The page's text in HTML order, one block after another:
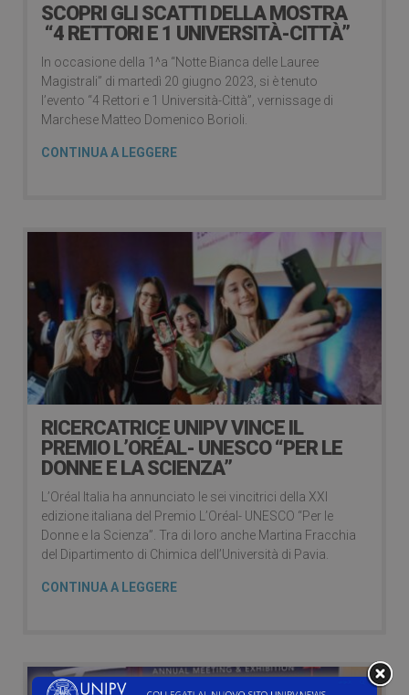
SCOPRI GLI SCATTI DELLA MOSTRA
“4 RETTORI E 1 UNIVERSITÀ-CITTÀ”
In occasione della 1^a “Notte Bianca delle Lauree
Magistrali” di martedì 20 giugno 2023, si è tenuto
l’evento “4 Rettori e 1 Università-Città”, vernissage di
Marchese Matteo Domenico Borioli.
CONTINUA A LEGGERE
RICERCATRICE UNIPV VINCE IL
PREMIO L’ORÉAL- UNESCO “PER LE
DONNE E LA SCIENZA”
L’Oréal Italia ha annunciato le sei vincitrici della XXI
edizione italiana del Premio L’Oréal- UNESCO “Per le
Donne e la Scienza”. Tra di loro anche Martina Fracchia
del Dipartimento di Chimica dell’Università di Pavia.
CONTINUA A LEGGERE